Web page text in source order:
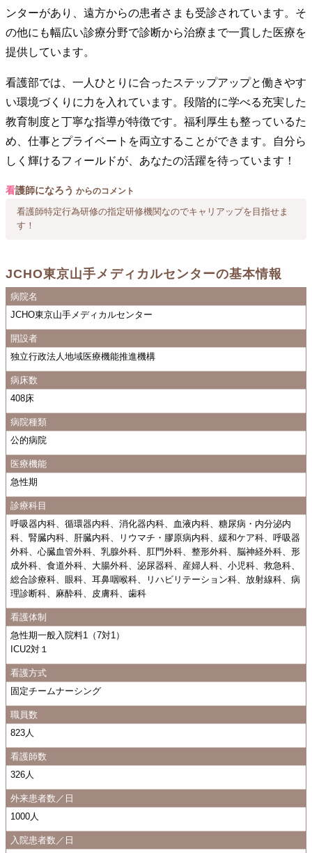
ンターがあり、遠方からの患者さまも受診されています。そ
の他にも幅広い診療分野で診断から治療まで一貫した医療を
提供しています。
看護部では、一人ひとりに合ったステップアップと働きやす
い環境づくりに力を入れています。段階的に学べる充実した
教育制度と丁寧な指導が特徴です。福利厚生も整っているた
め、仕事とプライベートを両立することができます。自分ら
しく輝けるフィールドが、あなたの活躍を待っています！
看護師になろう からのコメント
看護師特定行為研修の指定研修機関なのでキャリアップを目指せま
す！
JCHO東京山手メディカルセンターの基本情報
病院名
JCHO東京山手メディカルセンター
開設者
独立行政法人地域医療機能推進機構
病床数
408床
病院種類
公的病院
医療機能
急性期
診療科目
呼吸器内科、循環器内科、消化器内科、血液内科、糖尿病・内分泌内
科、腎臓内科、肝臓内科、リウマチ・膠原病内科、緩和ケア科、呼吸器
外科、心臓血管外科、乳腺外科、肛門外科、整形外科、脳神経外科、形
成外科、食道外科、大腸外科、泌尿器科、産婦人科、小児科、救急科、
総合診療科、眼科、耳鼻咽喉科、リハビリテーション科、放射線科、病
理診断科、麻酔科、皮膚科、歯科
看護体制
急性期一般入院料1（7対1）
ICU2対１
看護方式
固定チームナーシング
職員数
823人
看護師数
326人
外来患者数／日
1000人
入院患者数／日